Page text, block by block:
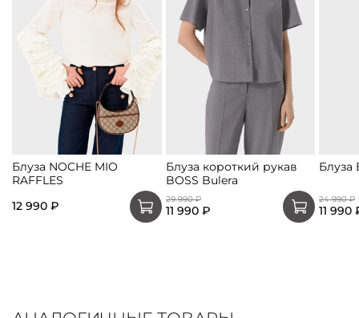
Блуза NOCHE MIO
RAFFLES
12 990 ₽
Блуза короткий рукав
BOSS Bulera
29 990 ₽
11 990 ₽
Блуза
24 990 ₽
11 990